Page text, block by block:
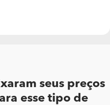
seus preços
esse tipo de